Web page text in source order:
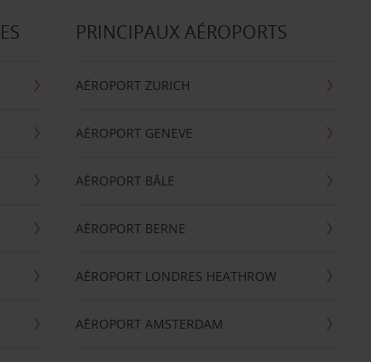
PRINCIPAUX AÉROPORTS
AÉROPORT ZURICH
AÉROPORT GENEVE
AÉROPORT BÂLE
AÉROPORT BERNE
AÉROPORT LONDRES HEATHROW
AÉROPORT AMSTERDAM